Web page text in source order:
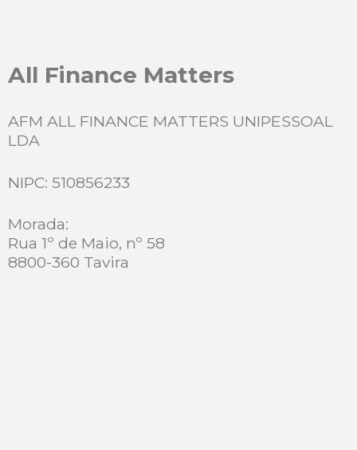
All Finance Matters
AFM ALL FINANCE MATTERS UNIPESSOAL
LDA
NIPC: 510856233
Morada:
Rua 1º de Maio, nº 58
8800-360 Tavira